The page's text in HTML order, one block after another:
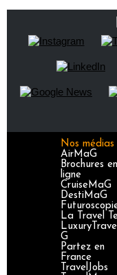
Nos médias
AirMaG
Brochures en
ligne
CruiseMaG
DestiMaG
La Travel
G
Partez en
France
TravelJobs